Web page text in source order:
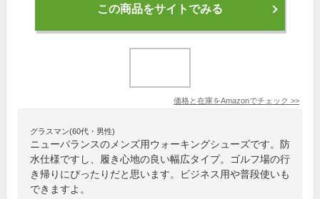
この商品をサイトでみる
価格と在庫をAmazonでチェック >>
グラスマン(60代・男性)
ニューバランスのメンズ用ウォーキングシューズです。防
水仕様ですし、履き心地の良い幅広タイプ。ゴルフ場の行
き帰りにぴったりだと思います。ビジネス用や普段使いも
できますよ。